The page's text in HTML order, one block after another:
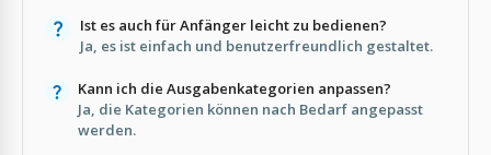
Ist es auch für Anfänger leicht zu bedienen?
Ja, es ist einfach und benutzerfreundlich gestaltet.
Kann ich die Ausgabenkategorien anpassen?
Ja, die Kategorien können nach Bedarf angepasst
werden.